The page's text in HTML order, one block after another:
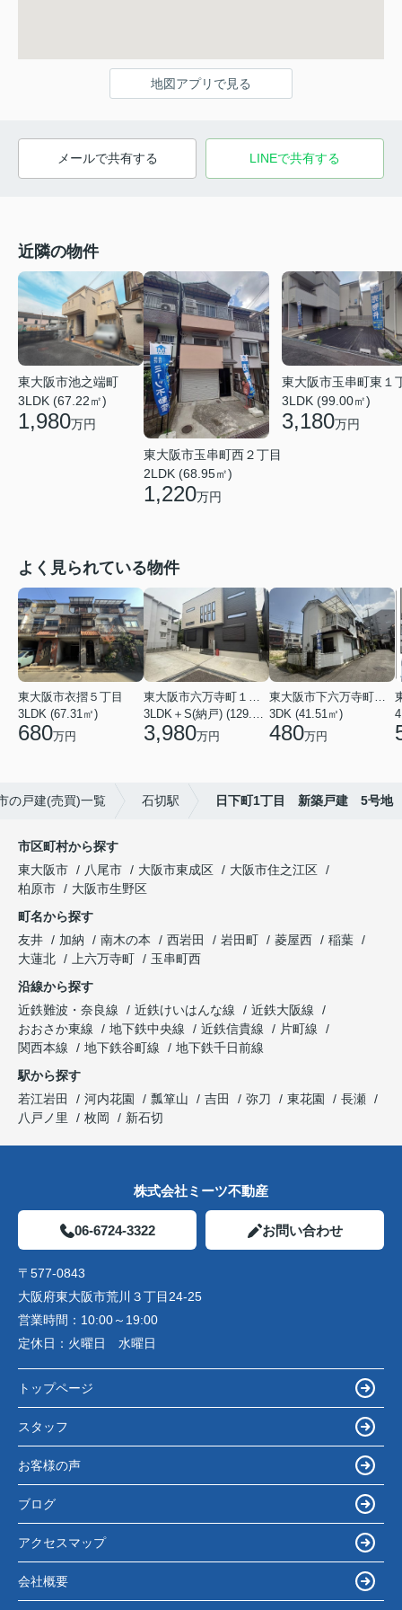
地図アプリで見る
メールで共有する LINEで共有する
近隣の物件
東大阪市池之端町
3LDK (67.22㎡)
1,980万円
東大阪市玉串町西２丁目
2LDK (68.95㎡)
1,220万円
東大阪市玉串町東１
3LDK (99.00㎡)
3,180万円
よく見られている物件
東大阪市衣摺５丁目
3LDK (67.31㎡)
680万円
東大阪市六万寺町１丁目
3LDK＋S(納戸) (129.17㎡)
3,980万円
東大阪市下六万寺町２丁目
3DK (41.51㎡)
480万円
の戸建(売買)一覧 石切駅 日下町1丁目 新築戸建 5号地
市区町村から探す
東大阪市
八尾市 大阪市東成区
大阪市住之江区
柏原市
大阪市生野区
町名から探す
友井
加納 南木の本 西岩田 岩田町 菱屋西
稲葉
大蓮北
上六万寺町
玉串町西
沿線から探す
近鉄難波・奈良線
近鉄けいはんな線
近鉄大阪線
おおさか東線
地下鉄中央線 近鉄信貴線
片町線
関西本線
地下鉄谷町線
地下鉄千日前線
駅から探す
若江岩田
河内花園 瓢箪山 吉田 弥刀 東花園
長瀬
八戸ノ里
枚岡 新石切
株式会社ミーツ不動産
06-6724-3322 お問い合わせ
〒577-0843
大阪府東大阪市荒川３丁目24-25
営業時間： 10:00～19:00
定休日： 火曜日 水曜日
トップページ
スタッフ
お客様の声
ブログ
アクセスマップ
会社概要